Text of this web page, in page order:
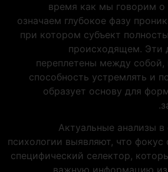
время как мы говорим о
означаем глубокое фазу
при котором субъект
происходящем. Эти
переплетены между
способность устремлять и
образует основу для
Актуальные анализы в
психологии выявляют, что фокус
специфический селектор,